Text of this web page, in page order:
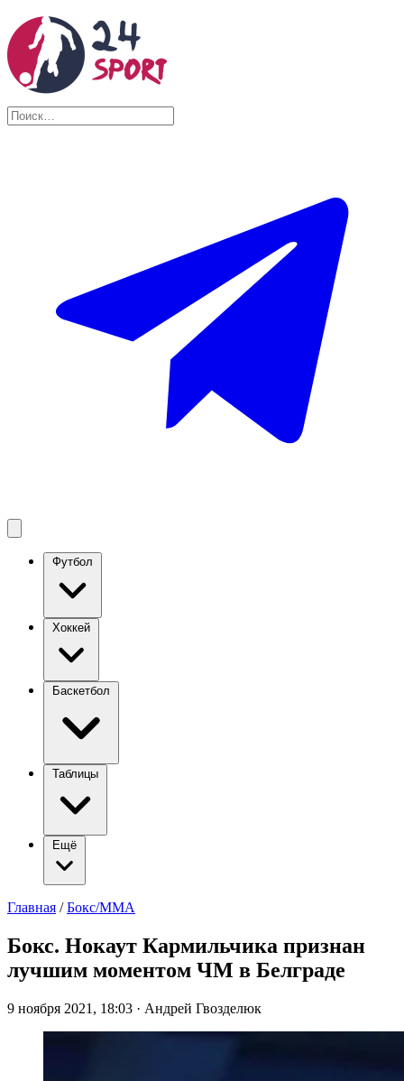
Футбол
Хоккей
Баскетбол
Таблицы
Ещё
Главная / Бокс/ММА
Бокс. Нокаут Кармильчика признан
лучшим моментом ЧМ в Белграде
9 ноября 2021, 18:03 · Андрей Гвозделюк